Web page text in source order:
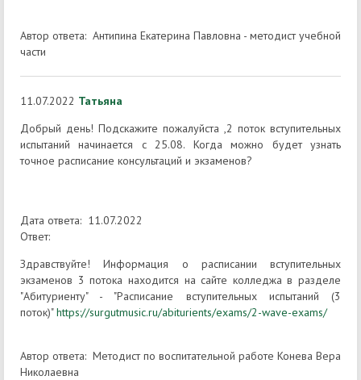
Автор ответа: Антипина Екатерина Павловна - методист учебной
части
11.07.2022 Татьяна
Добрый день! Подскажите пожалуйста ,2 поток вступительных
испытаний начинается с 25.08. Когда можно будет узнать
точное расписание консультаций и экзаменов?
Дата ответа: 11.07.2022
Ответ:
Здравствуйте! Информация о расписании вступительных
экзаменов 3 потока находится на сайте колледжа в разделе
"Абитуриенту" - "Расписание вступительных испытаний (3
поток)"https://surgutmusic.ru/abiturients/exams/2-wave-exams/
Автор ответа: Методист по воспитательной работе Конева Вера
Николаевна